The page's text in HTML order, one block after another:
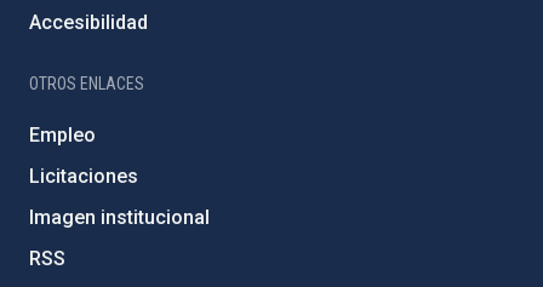
Accesibilidad
OTROS ENLACES
Empleo
Licitaciones
Imagen institucional
RSS